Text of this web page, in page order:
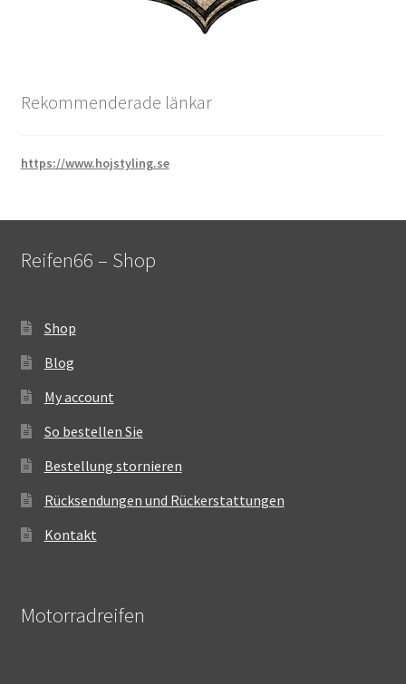
Rekommenderade länkar
https://www.hojstyling.se
Reifen66 – Shop
Shop
Blog
My account
So bestellen Sie
Bestellung stornieren
Rücksendungen und Rückerstattungen
Kontakt
Motorradreifen